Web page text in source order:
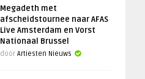
Megadeth met
afscheidstournee naar AFAS
Live Amsterdam en Vorst
Nationaal Brussel
door Artiesten Nieuws